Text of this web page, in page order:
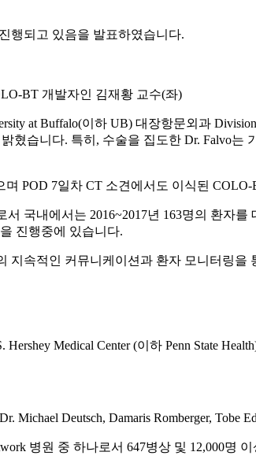
행되고 있음을 발표하였습니다.
BT 개발자인 김재황 교수(좌)
at Buffalo(이하 UB) 대장항문외과
습니다. 특히, 수술을 집도한 Dr. Falvo는
POD 7일차 CT 소견에서도 이식된
국내에서는 2016~2017년 163명의 환자
진행중에 있습니다.
지속적인 커뮤니케이션과 환자 모니터링
Hershey Medical Center (이하 Penn State
Deutsch, Damaris Romberger, Tobe
병원 중 하나로서 647병상 및 12,000